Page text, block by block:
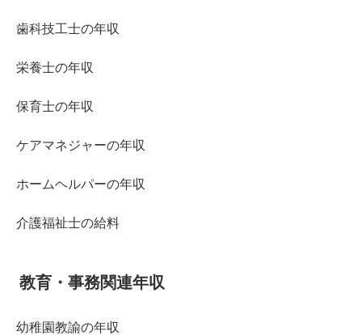
歯科技工士の年収
栄養士の年収
保育士の年収
ケアマネジャーの年収
ホームヘルパーの年収
介護福祉士の給料
教育・事務関連年収
幼稚園教諭の年収